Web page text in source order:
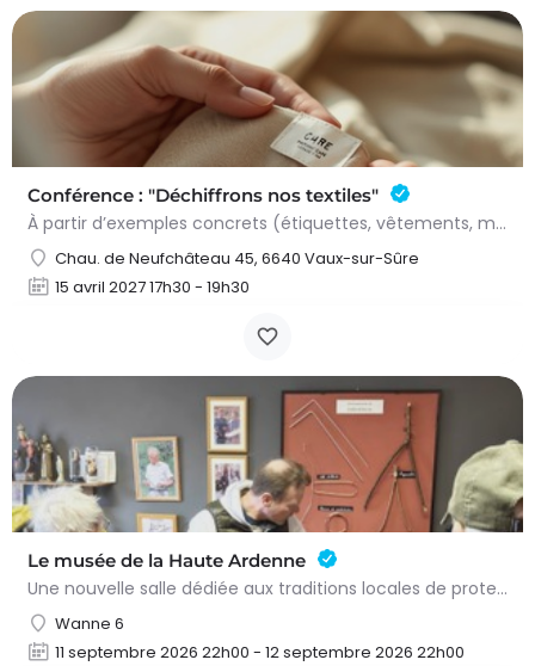
Conférence : "Déchiffrons nos textiles"
À partir d’exemples concrets (étiquettes, vêtements, matières), nous découvrirons ce qui se cache derrière…
Chau. de Neufchâteau 45, 6640 Vaux-sur-Sûre
15 avril 2027 17h30 - 19h30
Le musée de la Haute Ardenne
Une nouvelle salle dédiée aux traditions locales de protection et de soin Le musée rassemble des objets,…
Wanne 6
11 septembre 2026 22h00 - 12 septembre 2026 22h00